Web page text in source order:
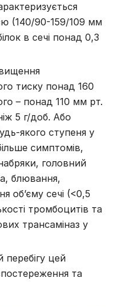
(140/90-159/109 мм
в сечі понад 0,3
тиску понад 160
– понад 110 мм рт.
5 г/доб. Або
якого ступеня у
симптомів,
головний
блювання,
об’єму сечі (<0,5
тромбоцитів та
трансаміназ у
цей
та